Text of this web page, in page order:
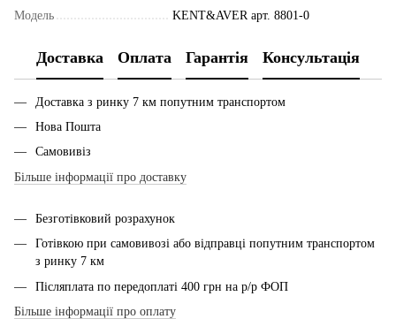
Модель KENT&AVER арт. 8801-0
Доставка Оплата Гарантія Консультація
Доставка з ринку 7 км попутним транспортом
Нова Пошта
Самовивіз
Більше інформації про доставку
Безготівковий розрахунок
Готівкою при самовивозі або відправці попутним транспортом
з ринку 7 км
Післяплата по передоплаті 400 грн на р/р ФОП
Більше інформації про оплату